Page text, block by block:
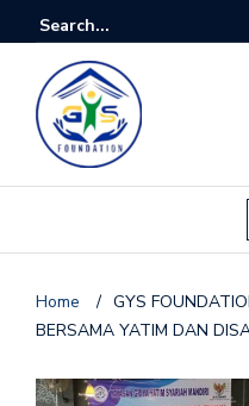
Home / GYS
BERSAMA YATIM DAN